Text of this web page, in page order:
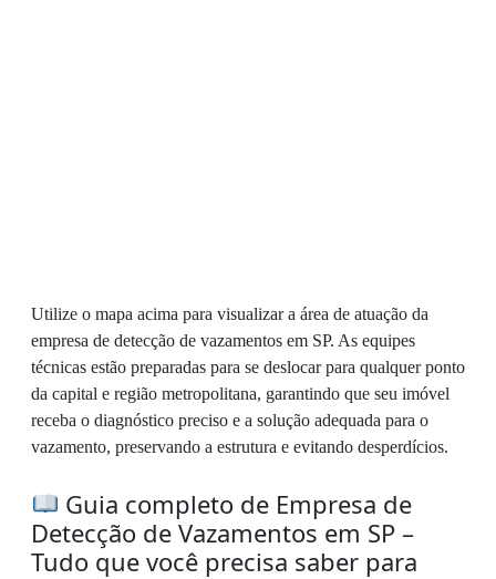
Utilize o mapa acima para visualizar a área de atuação da
empresa de detecção de vazamentos em SP. As equipes
técnicas estão preparadas para se deslocar para qualquer ponto
da capital e região metropolitana, garantindo que seu imóvel
receba o diagnóstico preciso e a solução adequada para o
vazamento, preservando a estrutura e evitando desperdícios.
Guia completo de Empresa de
Detecção de Vazamentos em SP –
Tudo que você precisa saber para